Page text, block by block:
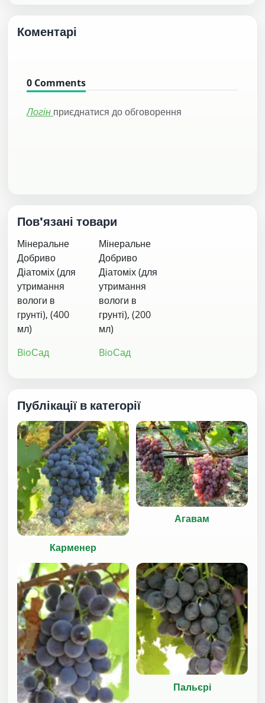
Коментарі
0 Comments
Логін приєднатися до обговорення
Пов'язані товари
Мінеральне
Добриво
Діатоміх (для
утримання
вологи в
грунті), (400
мл)
BioСад
Мінеральне
Добриво
Діатоміх (для
утримання
вологи в
грунті), (200
мл)
BioСад
Публікації в категорії
Карменер
Агавам
Пальєрі